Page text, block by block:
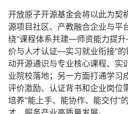
开放原子开源基金会将以此为契
源项目社区、产教融合企业与平
绕“课程体系共建—师资能力提
价与人才认证—实习就业衔接”
动开源通识与专业核心课程、实
业院校落地；另一方面打通学习
评价激励、认证背书和企业岗位
培养“能上手、能协作、能交付”